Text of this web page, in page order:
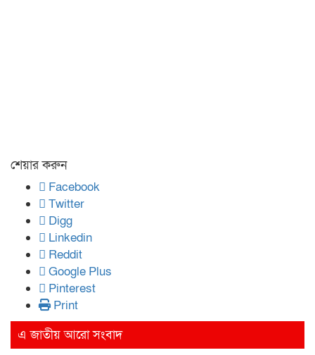
শেয়ার করুন
Facebook
Twitter
Digg
Linkedin
Reddit
Google Plus
Pinterest
Print
এ জাতীয় আরো সংবাদ